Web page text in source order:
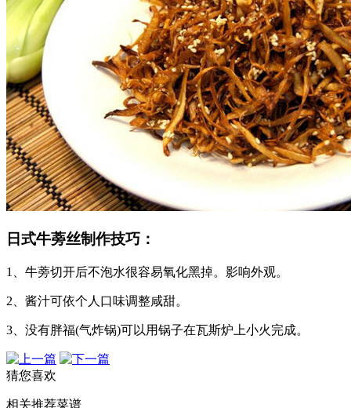
日式牛蒡丝制作技巧：
1、牛蒡切开后不泡水很容易氧化黑掉。影响外观。
2、酱汁可依个人口味调整咸甜。
3、没有胖福(气炸锅)可以用锅子在瓦斯炉上小火完成。
猜您喜欢
相关推荐菜谱